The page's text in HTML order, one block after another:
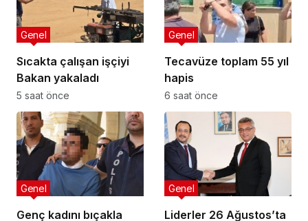
Sıcakta çalışan işçiyi
Bakan yakaladı
Genel
5 saat önce
Tecavüze toplam 55 yıl
hapis
Genel
6 saat önce
Genç kadını bıçakla
Genel
Liderler 26 Ağustos’ta
Genel